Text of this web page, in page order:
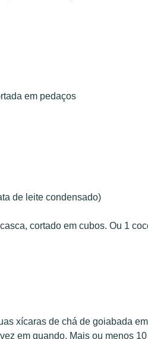
em pedaços
de leite condensado)
cortado em cubos. Ou 1
xícaras de chá de goiabada
em quando. Mais ou menos